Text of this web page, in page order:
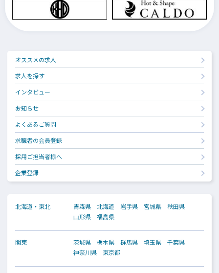
オススメの求人
求人を探す
インタビュー
お知らせ
よくあるご質問
求職者の会員登録
採用ご担当者様へ
企業登録
北海道・東北 青森県 北海道 岩手県 宮城県
秋田県
山形県
福島県
関東 茨城県 栃木県 群馬県 埼玉県
千葉県
神奈川県
東京都